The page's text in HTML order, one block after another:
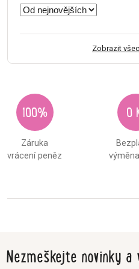
Zobrazit
100%
Záruka
vrácení peněz
0
Nezmeškejte novinky a